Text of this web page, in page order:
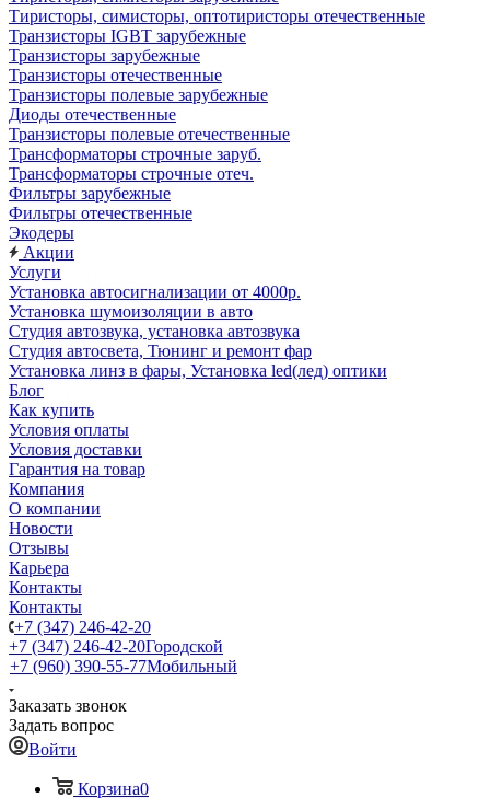
Тиристоры, симисторы, оптотиристоры отечественные
Транзисторы IGBT зарубежные
Транзисторы зарубежные
Транзисторы отечественные
Транзисторы полевые зарубежные
Диоды отечественные
Транзисторы полевые отечественные
Трансформаторы строчные заруб.
Трансформаторы строчные отеч.
Фильтры зарубежные
Фильтры отечественные
Экодеры
Акции
Услуги
Установка автосигнализации от 4000р.
Установка шумоизоляции в авто
Студия автозвука, установка автозвука
Студия автосвета, Тюнинг и ремонт фар
Установка линз в фары, Установка led(лед) оптики
Блог
Как купить
Условия оплаты
Условия доставки
Гарантия на товар
Компания
О компании
Новости
Отзывы
Карьера
Контакты
Контакты
+7 (347) 246-42-20
+7 (347) 246-42-20Городской
+7 (960) 390-55-77Мобильный
Заказать звонок
Задать вопрос
Войти
Корзина0